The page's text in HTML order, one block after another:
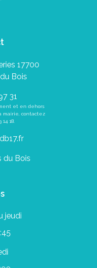
17700
Bois
31
et en dehors
mairie, contactez
14 18.
du Bois
jeudi